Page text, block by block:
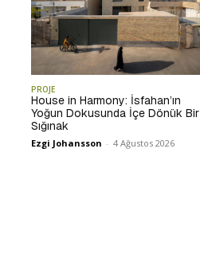
PROJE
House in Harmony: İsfahan’ın
Yoğun Dokusunda İçe Dönük Bir
Sığınak
Ezgi Johansson - 4 Ağustos 2026